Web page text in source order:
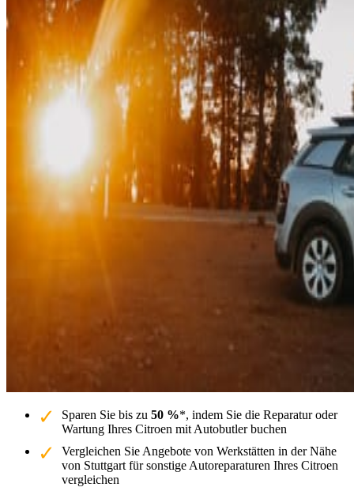
Sparen Sie bis zu 50 %*, indem Sie die Reparatur oder
Wartung Ihres Citroen mit Autobutler buchen
Vergleichen Sie Angebote von Werkstätten in der Nähe
von Stuttgart für sonstige Autoreparaturen Ihres Citroen
vergleichen